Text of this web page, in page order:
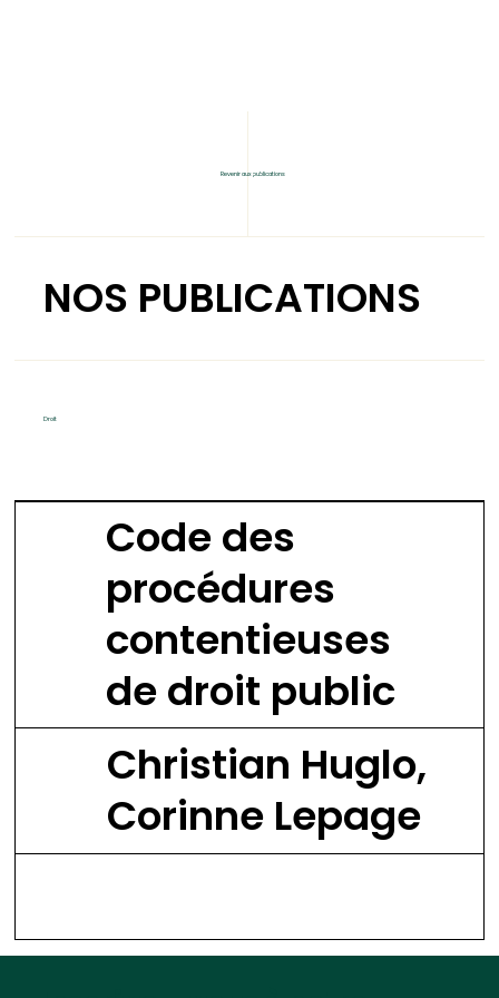
NOS PUBLICATIONS
Revenir aux publications
Droit
Code des
procédures
contentieuses
de droit public
Christian Huglo,
Corinne Lepage